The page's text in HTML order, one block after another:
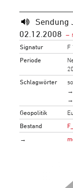
Sendung
02.12.2008
Signatur
F
Periode
Schlagwörter
Geopolitik
Bestand
→